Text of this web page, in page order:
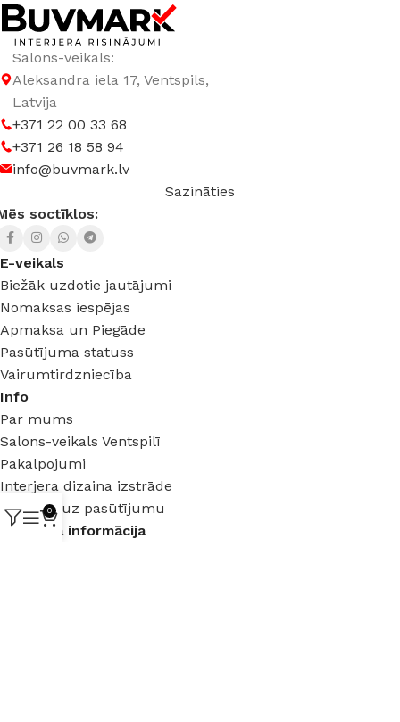
Salons-veikals:
Aleksandra iela 17, Ventspils,
Latvija
+371 22 00 33 68
+371 26 18 58 94
info@buvmark.lv
Sazināties
soctīklos:
E-veikals
Biežāk uzdotie jautājumi
Nomaksas iespējas
Apmaksa un Piegāde
Pasūtījuma statuss
Vairumtirdzniecība
Info
Par mums
Salons-veikals Ventspilī
Pakalpojumi
Interjera dizaina izstrāde
Mēbeles uz pasūtījumu
Juridiska informācija
0